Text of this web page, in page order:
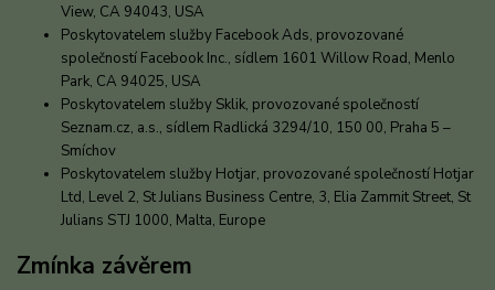
View, CA 94043, USA
Poskytovatelem služby Facebook Ads, provozované
společností Facebook Inc., sídlem 1601 Willow Road, Menlo
Park, CA 94025, USA
Poskytovatelem služby Sklik, provozované společností
Seznam.cz, a.s., sídlem Radlická 3294/10, 150 00, Praha 5 –
Smíchov
Poskytovatelem služby Hotjar, provozované společností Hotjar
Ltd, Level 2, St Julians Business Centre, 3, Elia Zammit Street, St
Julians STJ 1000, Malta, Europe
Zmínka závěrem